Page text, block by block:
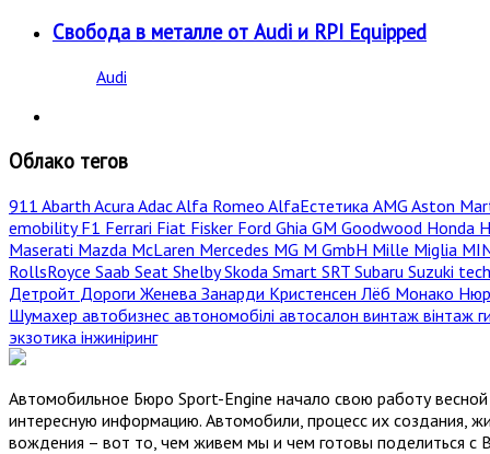
Свобода в металле от Audi и RPI Equipped
Audi
Облако тегов
911 Abarth Acura AdacAlfa Romeo AlfaЕстетика AMG Aston
emobilityF1 Ferrari Fiat Fisker Ford Ghia GM Goodwood Honda
Maserati Mazda McLaren Mercedes MG M GmbH Mille Miglia
RollsRoyce Saab Seat ShelbySkoda Smart SRT Subaru Suzuki
Детройт Дороги Женева Занарди Кристенсен Лёб Монако
Шумахер автобизнес автономобілі автосалон винтаж вінтаж
экзотика інжиніринг
Автомобильное Бюро Sport-Engine начало свою работу
интересную информацию. Автомобили, процесс их создания,
вождения – вот то, чем живем мы и чем готовы поделиться с